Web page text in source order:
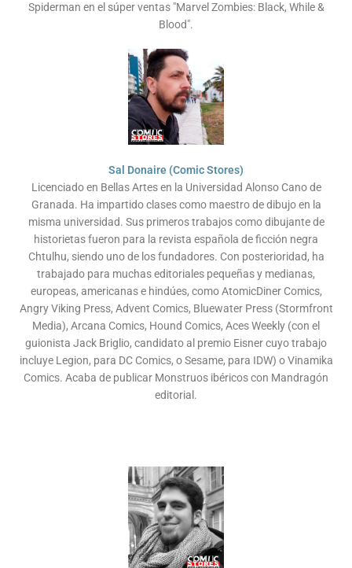
Spiderman en el súper ventas "Marvel Zombies: Black, While &
Blood".
Sal Donaire (Comic Stores)
Licenciado en Bellas Artes en la Universidad Alonso Cano de
Granada. Ha impartido clases como maestro de dibujo en la
misma universidad. Sus primeros trabajos como dibujante de
historietas fueron para la revista española de ficción negra
Chtulhu, siendo uno de los fundadores. Con posterioridad, ha
trabajado para muchas editoriales pequeñas y medianas,
europeas, americanas e hindúes, como AtomicDiner Comics,
Angry Viking Press, Advent Comics, Bluewater Press (Stormfront
Media), Arcana Comics, Hound Comics, Aces Weekly (con el
guionista Jack Briglio, candidato al premio Eisner cuyo trabajo
incluye Legion, para DC Comics, o Sesame, para IDW) o Vinamika
Comics. Acaba de publicar Monstruos ibéricos con Mandragón
editorial.